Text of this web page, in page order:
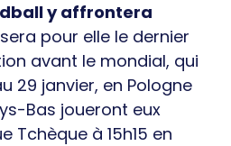
y affrontera
pour elle le dernier
avant le mondial, qui
29 janvier, en Pologne
Bas joueront eux
Tchèque à 15h15 en